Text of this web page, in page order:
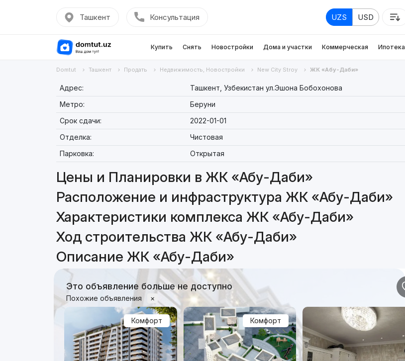
Ташкент Консультация UZS USD
Купить Снять Новостройки Дома и участки Коммерческая Ипотека
Domtut Ташкент Продать Недвижимость, Новостройки New City Stroy ЖК «Абу-Даби»
Адрес:
Ташкент, Узбекистан ул.Эшона Бобохонова
Метро:
Беруни
Срок сдачи:
2022-01-01
Отделка:
Чистовая
Парковка:
Открытая
Цены и Планировки в ЖК «Абу-Даби»
Расположение и инфраструктура ЖК «Абу-Даби»
Характеристики комплекса ЖК «Абу-Даби»
Ход строительства ЖК «Абу-Даби»
Описание ЖК «Абу-Даби»
Это объявление больше не доступно
Похожие объявления ×
Комфорт Комфорт